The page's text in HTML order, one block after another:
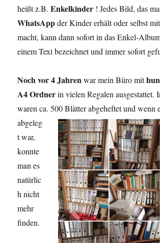
heißt z.B.Enkelkinder ! Jedes Bild, das
WhatsAppder Kinder erhält oder selbst
macht, kann dann sofort in das Enkel-
einem Text bezeichnet und immer sofort
Noch vor 4 Jahrenwar mein Büro mit
A4 Ordnerin vielen Regalen ausgestattet.
waren ca. 500 Blätter abgeheftet und wenn
abgeleg
t war,
konnte
man es
natürlic
h nicht
mehr
finden.